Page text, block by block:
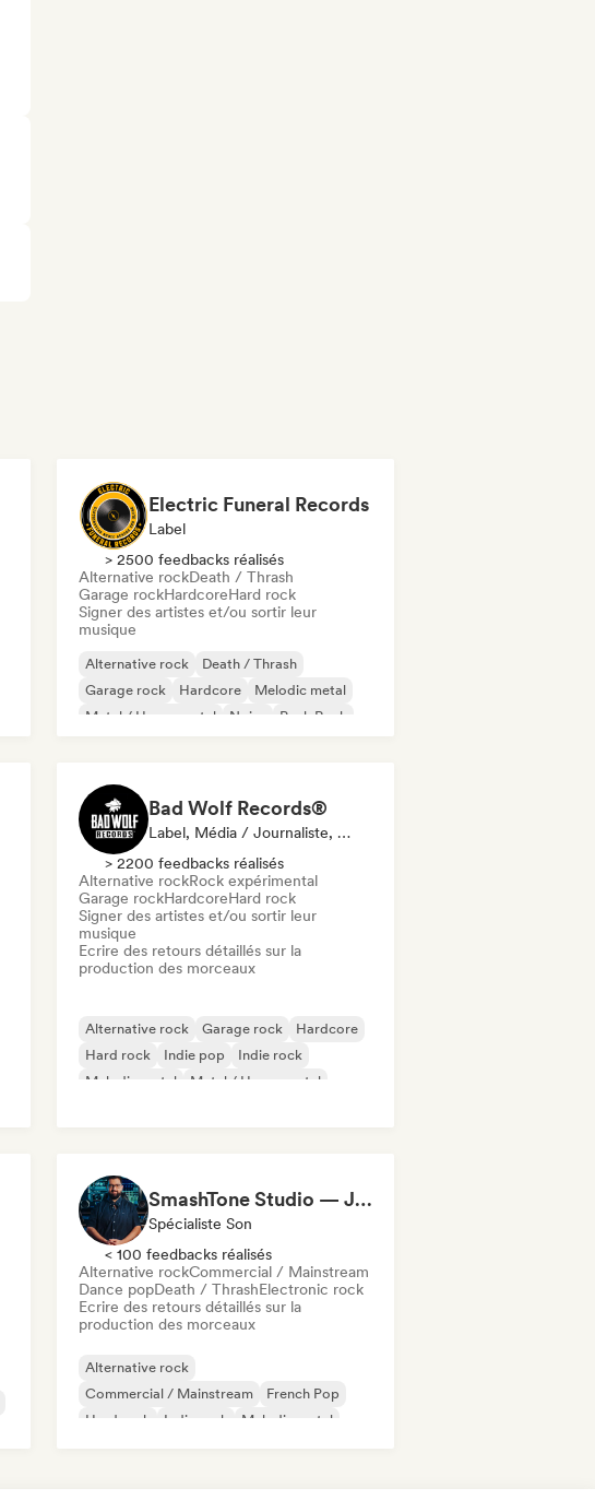
Electric Funeral Records
Label
> 2500 feedbacks réalisés
Alternative rockDeath / Thrash
Garage rockHardcoreHard rock
Signer des artistes et/ou sortir leur
musique
Alternative rock
Death / Thrash
Garage rock
Hardcore
Melodic metal
Metal / Heavy metal
Noise Punk Rock
Bad Wolf Records®
Label, Média / Journaliste, Spécialiste Son
> 2200 feedbacks réalisés
Alternative rockRock expérimental
Garage rockHardcoreHard rock
Signer des artistes et/ou sortir leur
musique
Ecrire des retours détaillés sur la
production des morceaux
Alternative rock Garage rock
Hardcore
Hard rock
Indie pop
Indie rock
Melodic metal
Metal / Heavy metal
SmashTone Studio — Julien Meirone
Spécialiste Son
< 100 feedbacks réalisés
Alternative rockCommercial / Mainstream
Dance popDeath / ThrashElectronic rock
Ecrire des retours détaillés sur la
production des morceaux
Alternative rock
Commercial / Mainstream
French Pop
Hard rock
Indie rock
Melodic metal